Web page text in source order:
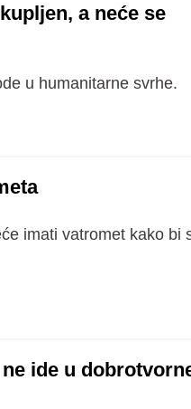
a neće se
u humanitarne svrhe.
imati vatromet kako bi
ide u